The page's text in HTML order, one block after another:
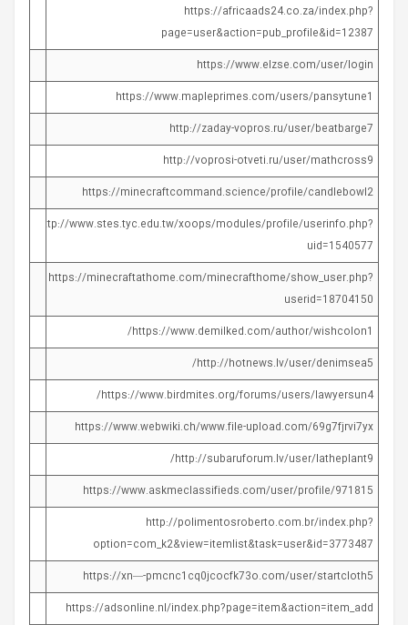
https://africaads24.co.za/index.php?
page=user&action=pub_profile&id=12387
https://www.elzse.com/user/login
https://www.mapleprimes.com/users/pansytune1
http://zaday-vopros.ru/user/beatbarge7
http://voprosi-otveti.ru/user/mathcross9
https://minecraftcommand.science/profile/candlebowl2
http://www.stes.tyc.edu.tw/xoops/modules/profile/userinfo.php?
uid=1540577
https://minecraftathome.com/minecrafthome/show_user.php?
userid=18704150
https://www.demilked.com/author/wishcolon1/
http://hotnews.lv/user/denimsea5/
https://www.birdmites.org/forums/users/lawyersun4/
https://www.webwiki.ch/www.file-upload.com/69g7fjrvi7yx
http://subaruforum.lv/user/latheplant9/
https://www.askmeclassifieds.com/user/profile/971815
http://polimentosroberto.com.br/index.php?
option=com_k2&view=itemlist&task=user&id=3773487
https://xn—-pmcnc1cq0jcocfk73o.com/user/startcloth5
https://adsonline.nl/index.php?page=item&action=item_add